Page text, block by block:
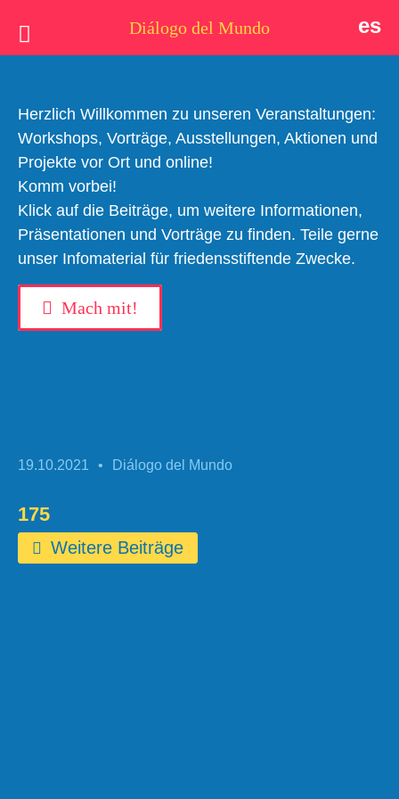
Diálogo del Mundo es
Postkarten
Wer wir sind
Aktuell
Thema
Unterstützen
Kontakt
Herzlich Willkommen zu unseren Veranstaltungen:
Workshops, Vorträge, Ausstellungen, Aktionen und
Projekte vor Ort und online!
Komm vorbei!
Klick auf die Beiträge, um weitere Informationen,
Präsentationen und Vorträge zu finden. Teile gerne
unser Infomaterial für friedensstiftende Zwecke.
Mach mit!
#dialogodelmundo
19.10.2021 • Diálogo del Mundo
175
Weitere Beiträge